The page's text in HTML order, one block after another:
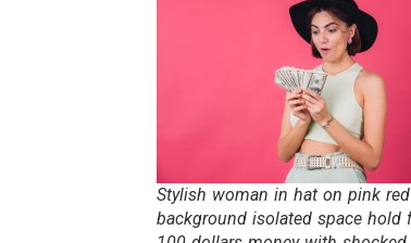
Stylish woman in hat on pink red
background isolated space hold